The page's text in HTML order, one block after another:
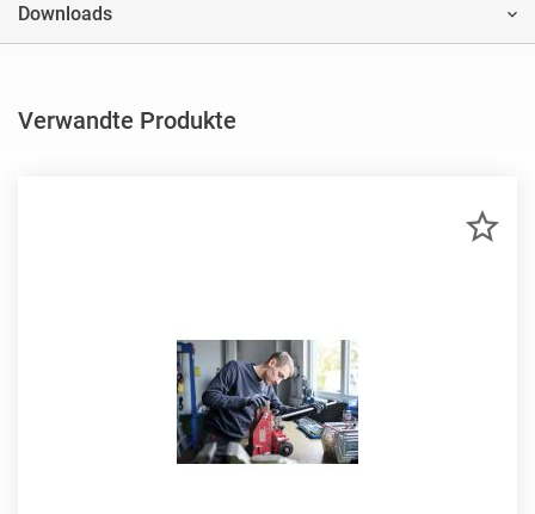
Downloads
Verwandte Produkte